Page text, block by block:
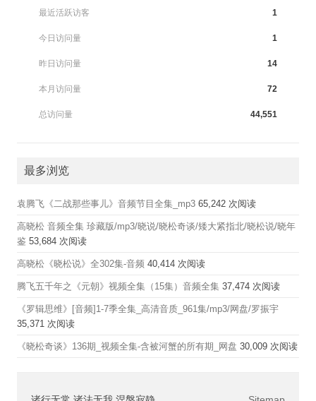
1
最近活跃访客
1
今日访问量
14
昨日访问量
72
本月访问量
44,551
总访问量
最多浏览
袁腾飞《二战那些事儿》音频节目全集_mp3 65,242 次阅读
高晓松 音频全集 珍藏版/mp3/晓说/晓松奇谈/矮大紧指北/晓松说/晓年
鉴 53,684 次阅读
高晓松《晓松说》全302集-音频 40,414 次阅读
腾飞五千年之《元朝》视频全集（15集）音频全集 37,474 次阅读
《罗辑思维》[音频]1-7季全集_高清音质_961集/mp3/网盘/罗振宇
35,371 次阅读
《晓松奇谈》136期_视频全集-含被河蟹的所有期_网盘 30,009 次阅读